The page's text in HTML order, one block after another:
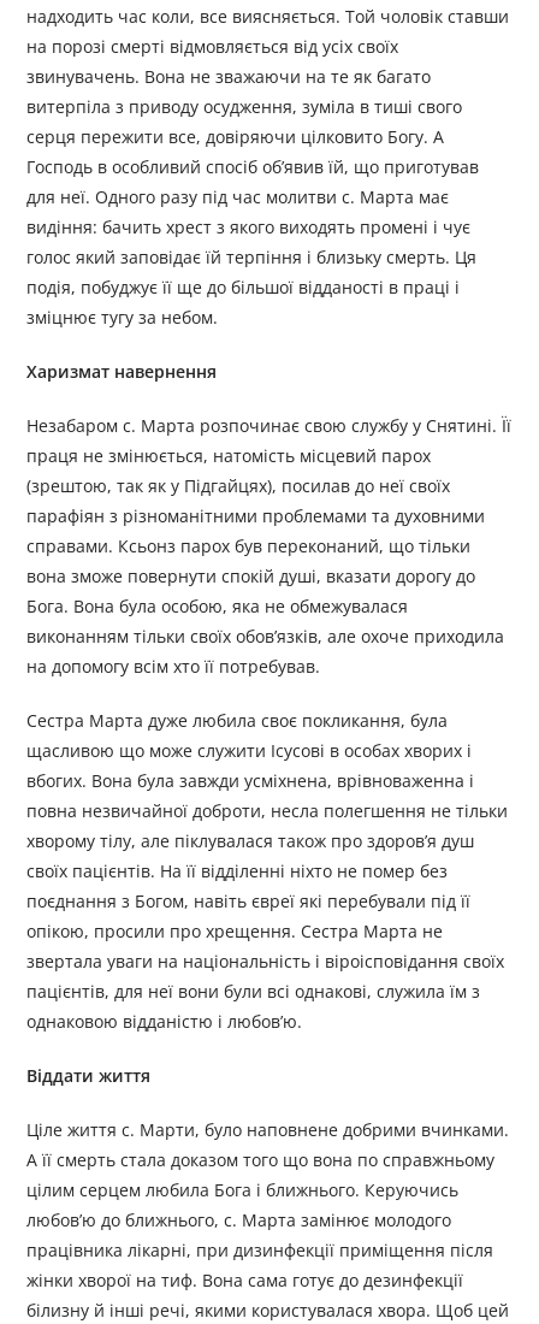
надходить час коли, все виясняється. Той чоловік ставши
на порозі смерті відмовляється від усіх своїх
звинувачень. Вона не зважаючи на те як багато
витерпіла з приводу осудження, зуміла в тиші свого
серця пережити все, довіряючи цілковито Богу. А
Господь в особливий спосіб об’явив їй, що приготував
для неї. Одного разу під час молитви с. Марта має
видіння: бачить хрест з якого виходять промені і чує
голос який заповідає їй терпіння і близьку смерть. Ця
подія, побуджує її ще до більшої відданості в праці і
зміцнює тугу за небом.
Харизмат навернення
Незабаром с. Марта розпочинає свою службу у Снятині. Її
праця не змінюється, натомість місцевий парох
(зрештою, так як у Підгайцях), посилав до неї своїх
парафіян з різноманітними проблемами та духовними
справами. Ксьонз парох був переконаний, що тільки
вона зможе повернути спокій душі, вказати дорогу до
Бога. Вона була особою, яка не обмежувалася
виконанням тільки своїх обов’язків, але охоче приходила
на допомогу всім хто її потребував.
Сестра Марта дуже любила своє покликання, була
щасливою що може служити Ісусові в особах хворих і
вбогих. Вона була завжди усміхнена, врівноваженна і
повна незвичайної доброти, несла полегшення не тільки
хворому тілу, але піклувалася також про здоров’я душ
своїх пацієнтів. На її відділенні ніхто не помер без
поєднання з Богом, навіть євреї які перебували під її
опікою, просили про хрещення. Сестра Марта не
звертала уваги на національність і віроісповідання своїх
пацієнтів, для неї вони були всі однакові, служила їм з
однаковою відданістю і любов’ю.
Віддати життя
Ціле життя с. Марти, було наповнене добрими вчинками.
А її смерть стала доказом того що вона по справжньому
цілим серцем любила Бога і ближнього. Керуючись
любов’ю до ближнього, с. Марта замінює молодого
працівника лікарні, при дизинфекції приміщення після
жінки хворої на тиф. Вона сама готує до дезинфекції
білизну й інші речі, якими користувалася хвора. Щоб цей